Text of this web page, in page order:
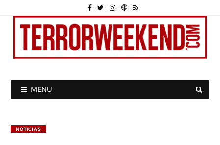
MENU
NOTICIAS